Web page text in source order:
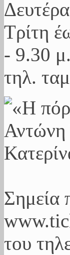
Τρίτη
- 9.30
τηλ.
Σημεία
του